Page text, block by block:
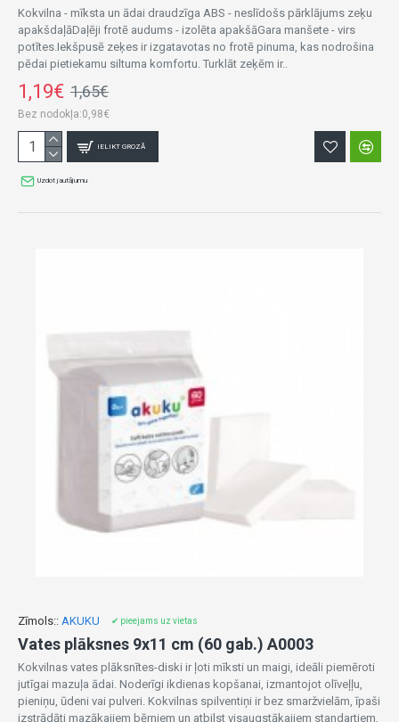
Kokvilna - mīksta un ādai draudzīga ABS - neslīdošs pārklājums zeķu
apakšdaļāDaļēji frotē audums - izolēta apakšāGara manšete - virs
potītes.Iekšpusē zeķes ir izgatavotas no frotē pinuma, kas nodrošina
pēdai pietiekamu siltuma komfortu. Turklāt zeķēm ir..
1,19€ 1,65€
Bez nodokļa:0,98€
IELIKT GROZĀ
Uzdot jautājumu
Zīmols:: AKUKU ✔ pieejams uz vietas
Vates plāksnes 9x11 cm (60 gab.) A0003
Kokvilnas vates plāksnītes-diski ir ļoti mīksti un maigi, ideāli piemēroti
jutīgai mazuļa ādai. Noderīgi ikdienas kopšanai, izmantojot olīveļļu,
pieniņu, ūdeni vai pulveri. Kokvilnas spilventiņi ir bez smaržvielām, īpaši
izstrādāti mazākajiem bērniem un atbilst visaugstākajiem standartiem,